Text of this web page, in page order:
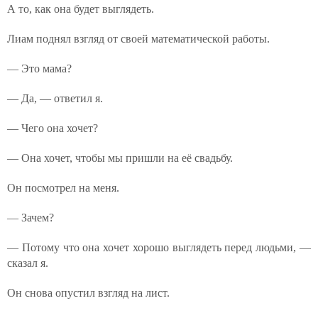
А то, как она будет выглядеть.
Лиам поднял взгляд от своей математической работы.
— Это мама?
— Да, — ответил я.
— Чего она хочет?
— Она хочет, чтобы мы пришли на её свадьбу.
Он посмотрел на меня.
— Зачем?
— Потому что она хочет хорошо выглядеть перед людьми, —
сказал я.
Он снова опустил взгляд на лист.